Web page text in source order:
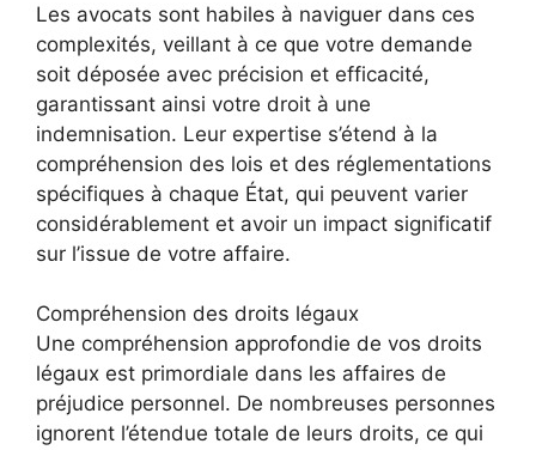
Les avocats sont habiles à naviguer dans ces
complexités, veillant à ce que votre demande
soit déposée avec précision et efficacité,
garantissant ainsi votre droit à une
indemnisation. Leur expertise s’étend à la
compréhension des lois et des réglementations
spécifiques à chaque État, qui peuvent varier
considérablement et avoir un impact significatif
sur l’issue de votre affaire.
Compréhension des droits légaux
Une compréhension approfondie de vos droits
légaux est primordiale dans les affaires de
préjudice personnel. De nombreuses personnes
ignorent l’étendue totale de leurs droits, ce qui